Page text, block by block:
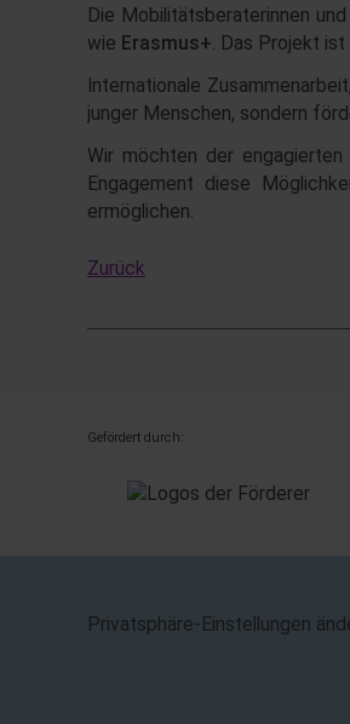
Die Mobilitätsberaterinnen
wie Erasmus+. Das Projekt
Internationale
junger Menschen, sondern
Wir möchten der
Engagement diese
ermöglichen.
Zurück
Gefördert durch:
Privatsphäre-Einstellungen